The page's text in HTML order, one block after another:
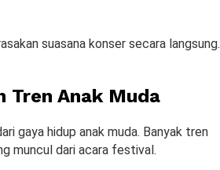
suasana konser secara langsung.
Tren Anak Muda
gaya hidup anak muda. Banyak tren
muncul dari acara festival.